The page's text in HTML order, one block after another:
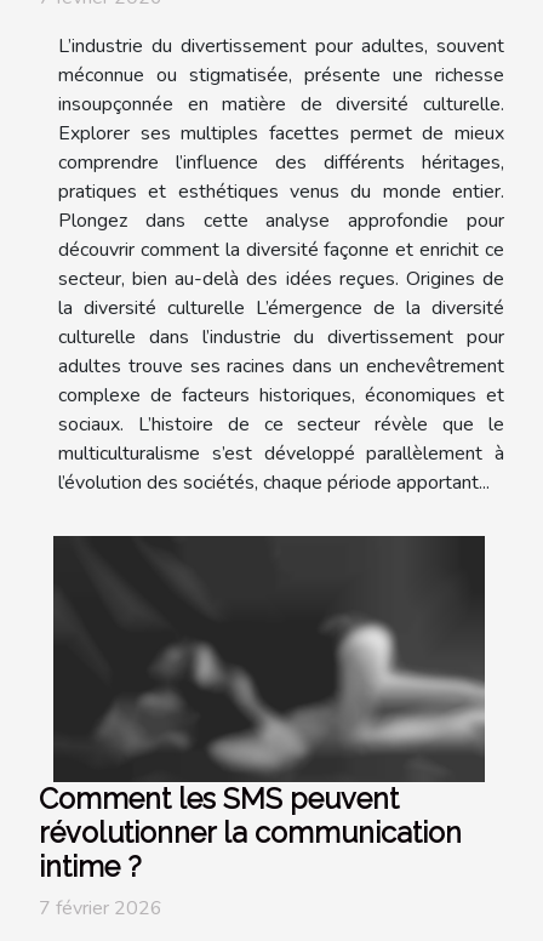
L’industrie du divertissement pour adultes, souvent
méconnue ou stigmatisée, présente une richesse
insoupçonnée en matière de diversité culturelle.
Explorer ses multiples facettes permet de mieux
comprendre l’influence des différents héritages,
pratiques et esthétiques venus du monde entier.
Plongez dans cette analyse approfondie pour
découvrir comment la diversité façonne et enrichit ce
secteur, bien au-delà des idées reçues. Origines de
la diversité culturelle L’émergence de la diversité
culturelle dans l’industrie du divertissement pour
adultes trouve ses racines dans un enchevêtrement
complexe de facteurs historiques, économiques et
sociaux. L’histoire de ce secteur révèle que le
multiculturalisme s’est développé parallèlement à
l’évolution des sociétés, chaque période apportant...
Comment les SMS peuvent
révolutionner la communication
intime ?
7 février 2026